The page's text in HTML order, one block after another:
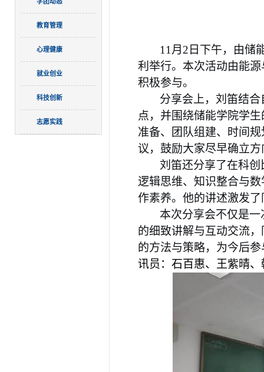
教育管理
心理健康
就业创业
科技创新
志愿实践
11 月 2 日下午，由储
利举行。本次活动由能
积极参与。
分享会上，刘笛结
点，并围绕储能学院学
准备、团队组建、时间
议，鼓励大家尽早确立
刘笛还分享了在科
逻辑思维、知识整合与
作素养。他的讲述激发
本次分享会不仅是
的细致讲解与互动交流
的方法与策略，为今后
讯员：石百惠、王紫晴